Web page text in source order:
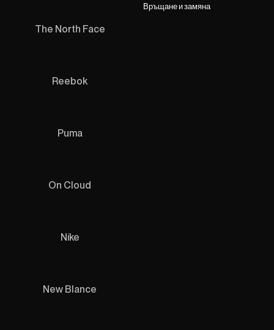
The North Face
Reebok
Puma
On Cloud
Nike
New Blance
Връщане и замяна